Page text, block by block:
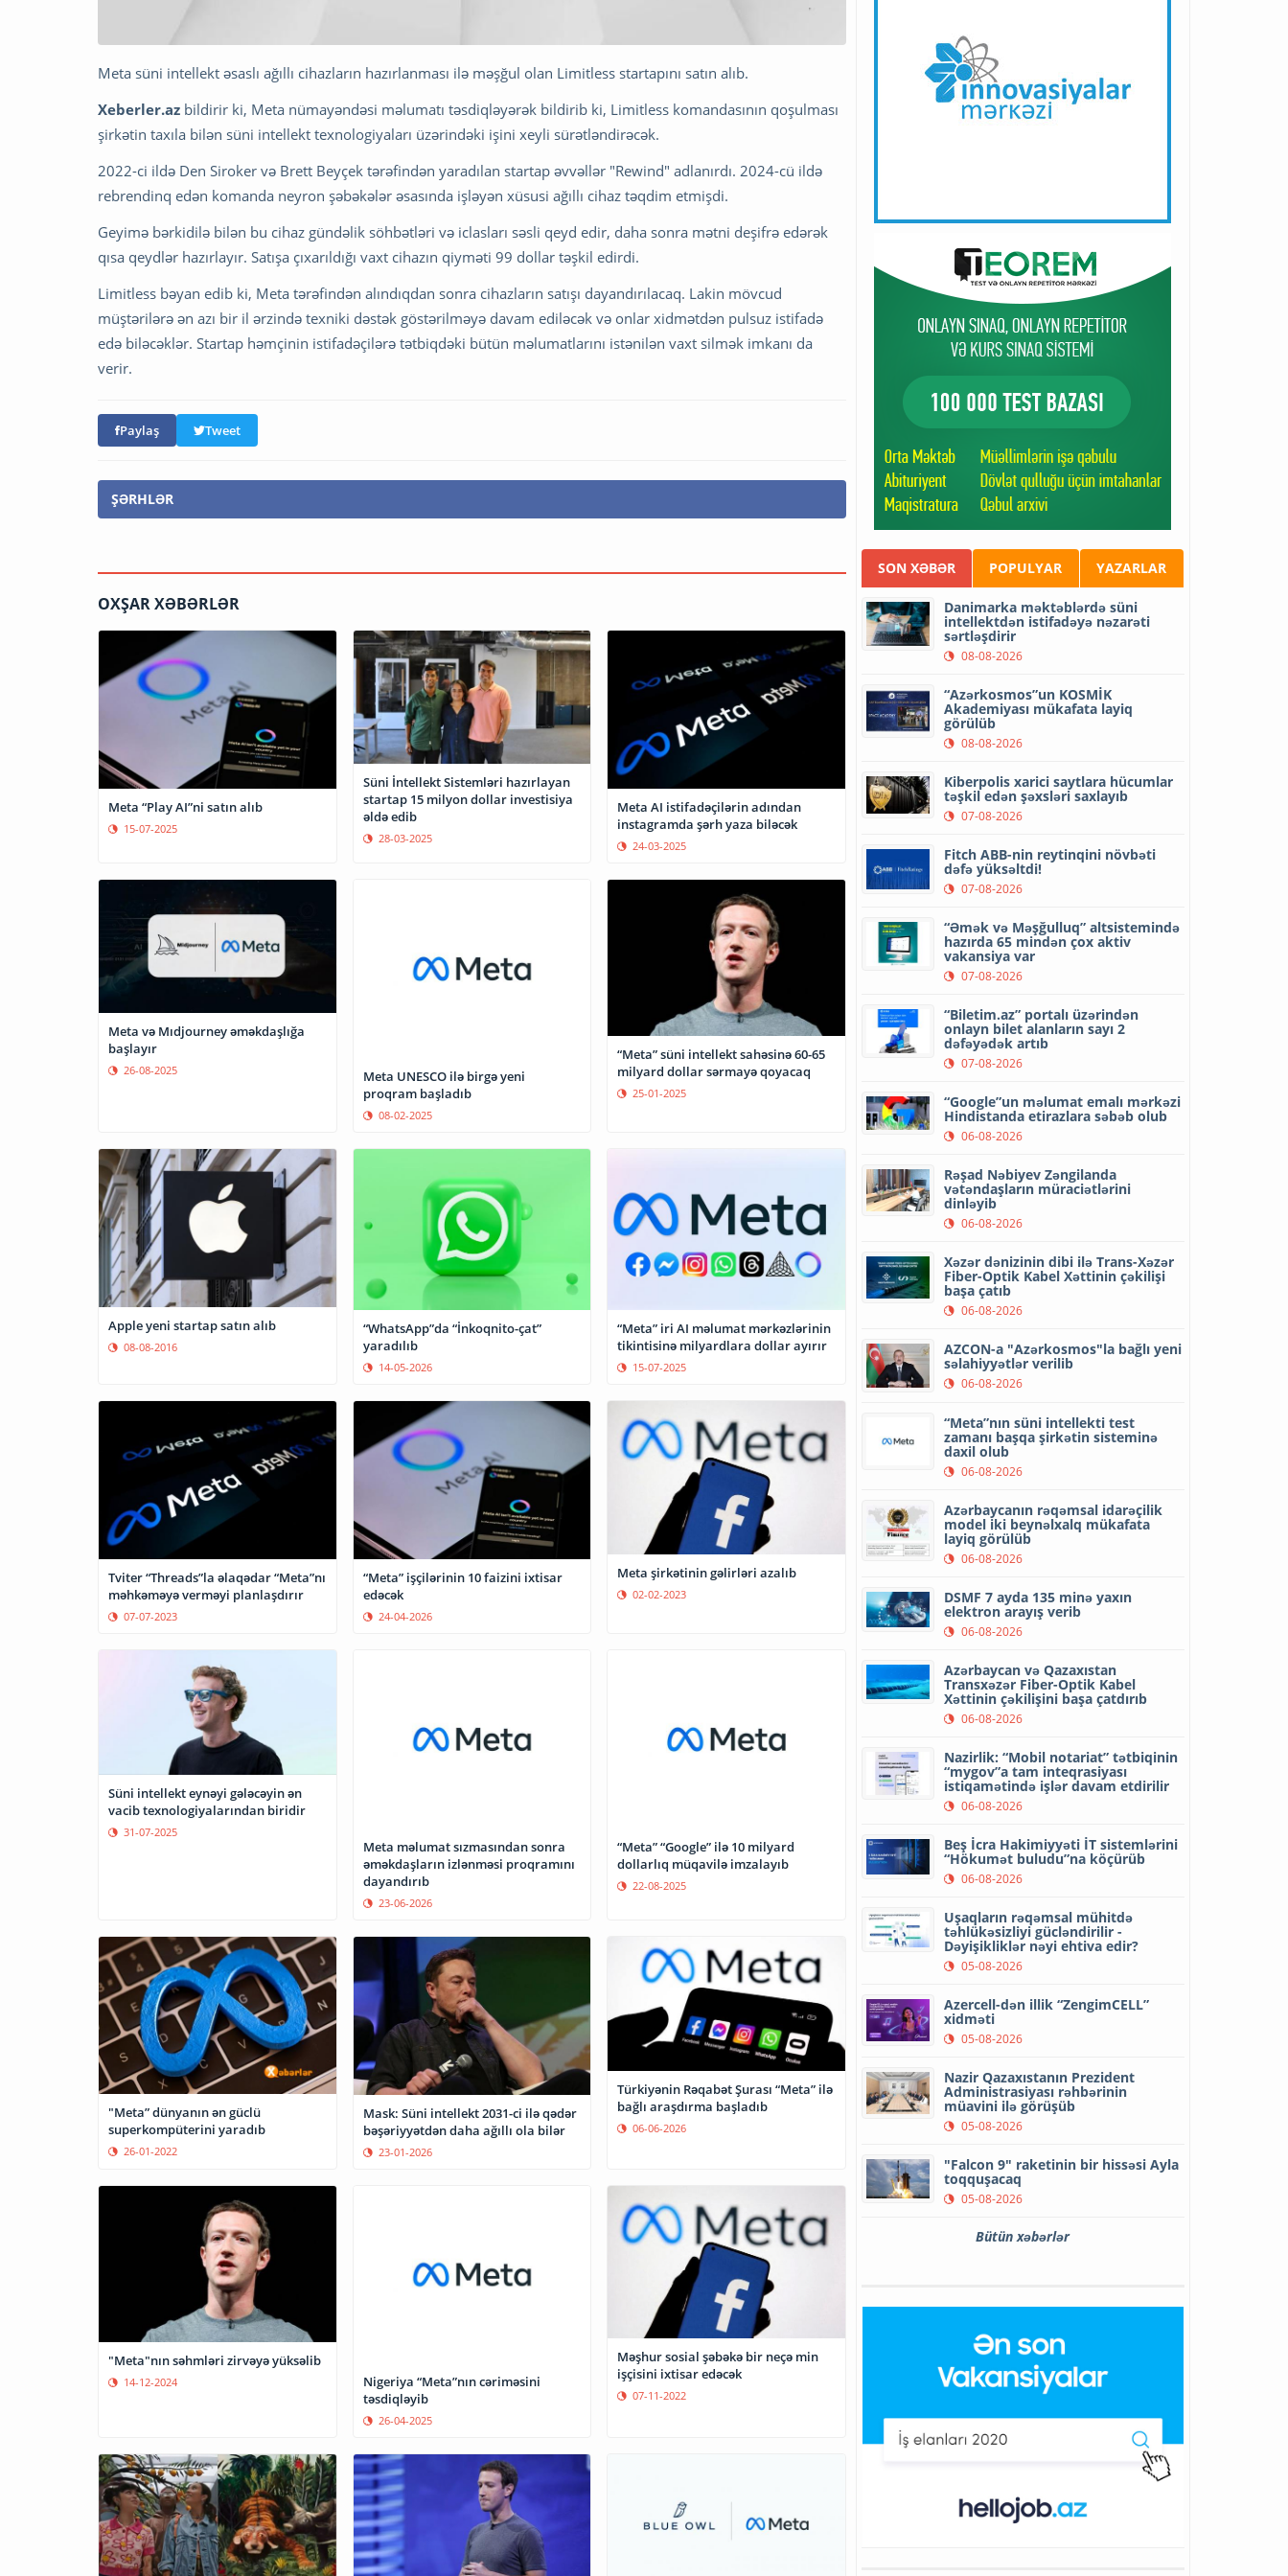
Meta süni intellekt əsaslı ağıllı cihazların hazırlanması ilə məşğul olan Limitless startapını satın alıb.
Xeberler.az bildirir ki, Meta nümayəndəsi məlumatı təsdiqləyərək bildirib ki, Limitless komandasının qoşulması
şirkətin taxıla bilən süni intellekt texnologiyaları üzərindəki işini xeyli sürətləndirəcək.
2022-ci ildə Den Siroker və Brett Beyçek tərəfindən yaradılan startap əvvəllər "Rewind" adlanırdı. 2024-cü ildə
rebrendinq edən komanda neyron şəbəkələr əsasında işləyən xüsusi ağıllı cihaz təqdim etmişdi.
Geyimə bərkidilə bilən bu cihaz gündəlik söhbətləri və iclasları səsli qeyd edir, daha sonra mətni deşifrə edərək
qısa qeydlər hazırlayır. Satışa çıxarıldığı vaxt cihazın qiyməti 99 dollar təşkil edirdi.
Limitless bəyan edib ki, Meta tərəfindən alındıqdan sonra cihazların satışı dayandırılacaq. Lakin mövcud
müştərilərə ən azı bir il ərzində texniki dəstək göstərilməyə davam ediləcək və onlar xidmətdən pulsuz istifadə
edə biləcəklər. Startap həmçinin istifadəçilərə tətbiqdəki bütün məlumatlarını istənilən vaxt silmək imkanı da
verir.
Paylaş Tweet
ŞƏRHLƏR
OXŞAR XƏBƏRLƏR
Meta “Play AI”ni satın alıb
15-07-2025
Süni İntellekt Sistemləri hazırlayan
startap 15 milyon dollar investisiya
əldə edib
28-03-2025
Meta AI istifadəçilərin adından
instagramda şərh yaza biləcək
24-03-2025
Meta və Mıdjourney əməkdaşlığa
başlayır
26-08-2025
Meta UNESCO ilə birgə yeni
proqram başladıb
08-02-2025
“Meta” süni intellekt sahəsinə 60-65
milyard dollar sərmayə qoyacaq
25-01-2025
Apple yeni startap satın alıb
08-08-2016
“WhatsApp”da “İnkoqnito-çat”
yaradılıb
14-05-2026
“Meta” iri AI məlumat mərkəzlərinin
tikintisinə milyardlara dollar ayırır
15-07-2025
Tviter “Threads”la əlaqədar “Meta”nı
məhkəməyə verməyi planlaşdırır
07-07-2023
“Meta” işçilərinin 10 faizini ixtisar
edəcək
24-04-2026
Meta şirkətinin gəlirləri azalıb
02-02-2023
Süni intellekt eynəyi gələcəyin ən
vacib texnologiyalarından biridir
31-07-2025
Meta məlumat sızmasından sonra
əməkdaşların izlənməsi proqramını
dayandırıb
23-06-2026
“Meta” “Google” ilə 10 milyard
dollarlıq müqavilə imzalayıb
22-08-2025
"Meta” dünyanın ən güclü
superkompüterini yaradıb
26-01-2022
Mask: Süni intellekt 2031-ci ilə qədər
bəşəriyyətdən daha ağıllı ola bilər
23-01-2026
Türkiyənin Rəqabət Şurası “Meta” ilə
bağlı araşdırma başladıb
06-06-2026
"Meta"nın səhmləri zirvəyə yüksəlib
14-12-2024
Nigeriya “Meta”nın cəriməsini
təsdiqləyib
26-04-2025
Məşhur sosial şəbəkə bir neçə min
işçisini ixtisar edəcək
07-11-2022
SON XƏBƏR POPULYAR YAZARLAR
Danimarka məktəblərdə süni
intellektdən istifadəyə nəzarəti
sərtləşdirir
08-08-2026
“Azərkosmos”un KOSMİK
Akademiyası mükafata layiq
görülüb
08-08-2026
Kiberpolis xarici saytlara hücumlar
təşkil edən şəxsləri saxlayıb
07-08-2026
Fitch ABB-nin reytinqini növbəti
dəfə yüksəltdi!
07-08-2026
“Əmək və Məşğulluq” altsistemində
hazırda 65 mindən çox aktiv
vakansiya var
07-08-2026
“Biletim.az” portalı üzərindən
onlayn bilet alanların sayı 2
dəfəyədək artıb
07-08-2026
“Google”un məlumat emalı mərkəzi
Hindistanda etirazlara səbəb olub
06-08-2026
Rəşad Nəbiyev Zəngilanda
vətəndaşların müraciətlərini
dinləyib
06-08-2026
Xəzər dənizinin dibi ilə Trans-Xəzər
Fiber-Optik Kabel Xəttinin çəkilişi
başa çatıb
06-08-2026
AZCON-a "Azərkosmos"la bağlı yeni
səlahiyyətlər verilib
06-08-2026
“Meta”nın süni intellekti test
zamanı başqa şirkətin sisteminə
daxil olub
06-08-2026
Azərbaycanın rəqəmsal idarəçilik
model iki beynəlxalq mükafata
layiq görülüb
06-08-2026
DSMF 7 ayda 135 minə yaxın
elektron arayış verib
06-08-2026
Azərbaycan və Qazaxıstan
Transxəzər Fiber-Optik Kabel
Xəttinin çəkilişini başa çatdırıb
06-08-2026
Nazirlik: “Mobil notariat” tətbiqinin
“mygov”a tam inteqrasiyası
istiqamətində işlər davam etdirilir
06-08-2026
Beş İcra Hakimiyyəti İT sistemlərini
“Hökumət buludu”na köçürüb
06-08-2026
Uşaqların rəqəmsal mühitdə
təhlükəsizliyi gücləndirilir -
Dəyişikliklər nəyi ehtiva edir?
05-08-2026
Azercell-dən illik “ZengimCELL”
xidməti
05-08-2026
Nazir Qazaxıstanın Prezident
Administrasiyası rəhbərinin
müavini ilə görüşüb
05-08-2026
"Falcon 9" raketinin bir hissəsi Ayla
toqquşacaq
05-08-2026
Bütün xəbərlər